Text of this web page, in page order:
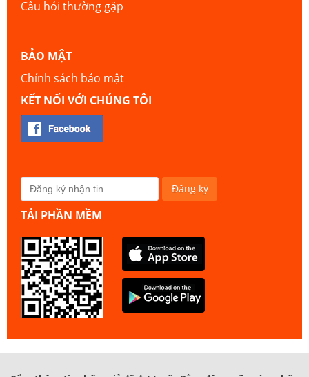
Câu hỏi thường gặp
BẢO MẬT
Chính sách bảo mật
KẾT NỐI VỚI CHÚNG TÔI
TẢI PHẦN MỀM